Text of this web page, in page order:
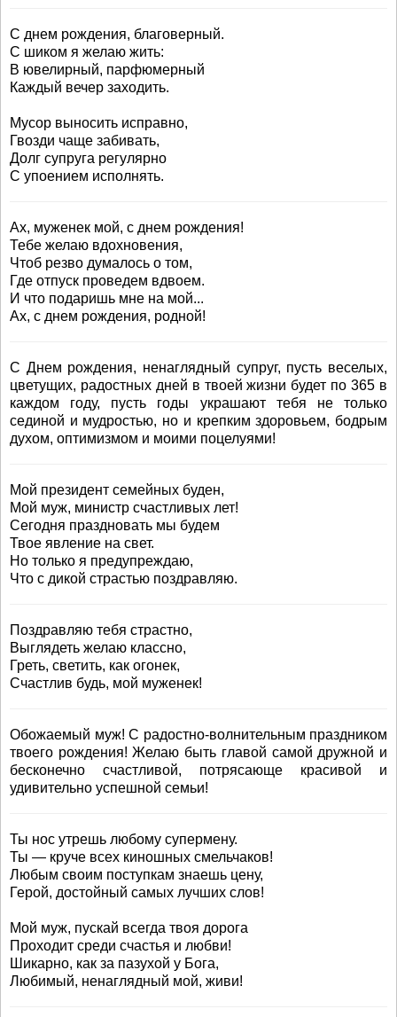
С днем рождения, благоверный.
С шиком я желаю жить:
В ювелирный, парфюмерный
Каждый вечер заходить.
Мусор выносить исправно,
Гвозди чаще забивать,
Долг супруга регулярно
С упоением исполнять.
Ах, муженек мой, с днем рождения!
Тебе желаю вдохновения,
Чтоб резво думалось о том,
Где отпуск проведем вдвоем.
И что подаришь мне на мой...
Ах, с днем рождения, родной!
С Днем рождения, ненаглядный супруг, пусть веселых,
цветущих, радостных дней в твоей жизни будет по 365 в
каждом году, пусть годы украшают тебя не только
сединой и мудростью, но и крепким здоровьем, бодрым
духом, оптимизмом и моими поцелуями!
Мой президент семейных буден,
Мой муж, министр счастливых лет!
Сегодня праздновать мы будем
Твое явление на свет.
Но только я предупреждаю,
Что с дикой страстью поздравляю.
Поздравляю тебя страстно,
Выглядеть желаю классно,
Греть, светить, как огонек,
Счастлив будь, мой муженек!
Обожаемый муж! С радостно-волнительным праздником
твоего рождения! Желаю быть главой самой дружной и
бесконечно счастливой, потрясающе красивой и
удивительно успешной семьи!
Ты нос утрешь любому супермену.
Ты — круче всех киношных смельчаков!
Любым своим поступкам знаешь цену,
Герой, достойный самых лучших слов!
Мой муж, пускай всегда твоя дорога
Проходит среди счастья и любви!
Шикарно, как за пазухой у Бога,
Любимый, ненаглядный мой, живи!